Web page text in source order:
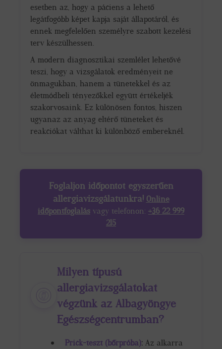
esetben az, hogy a páciens a lehető
legátfogóbb képet kapja saját állapotáról, és
ennek megfelelően személyre szabott kezelési
terv készülhessen.
A modern diagnosztikai szemlélet lehetővé
teszi, hogy a vizsgálatok eredményeit ne
önmagukban, hanem a tünetekkel és az
életmódbeli tényezőkkel együtt értékeljék
szakorvosaink. Ez különösen fontos, hiszen
ugyanaz az anyag eltérő tüneteket és
reakciókat válthat ki különböző embereknél.
Foglaljon időpontot egyszerűen
allergiavizsgálatunkra! Online
időpontfoglalás vagy telefonon: +36 22 999
215
Milyen típusú
allergiavizsgálatokat
végzünk az Albagyöngye
Egészségcentrumban?
Prick-teszt (bőrpróba): Az alkarra